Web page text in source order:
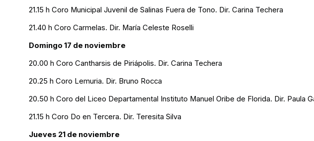
21.15 h Coro Municipal Juvenil de Salinas Fuera de Tono. Dir. Carina Techera
21.40 h Coro Carmelas. Dir. María Celeste Roselli
Domingo 17 de noviembre
20.00 h Coro Cantharsis de Piriápolis. Dir. Carina Techera
20.25 h Coro Lemuria. Dir. Bruno Rocca
20.50 h Coro del Liceo Departamental Instituto Manuel Oribe de Florida. Dir. Paula
21.15 h Coro Do en Tercera. Dir. Teresita Silva
Jueves 21 de noviembre